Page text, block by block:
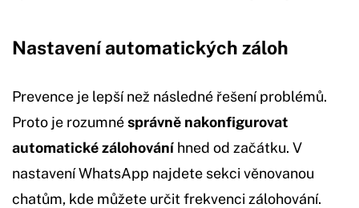
Nastavení automatických záloh
Prevence je lepší než následné řešení problémů.
Proto je rozumnésprávně nakonfigurovat
automatické zálohování hned od začátku. V
nastavení WhatsApp najdete sekci věnovanou
chatům, kde můžete určit frekvenci zálohování.